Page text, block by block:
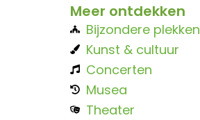
Meer ontdekken
Bijzondere plekken
Kunst & cultuur
Concerten
Musea
Theater